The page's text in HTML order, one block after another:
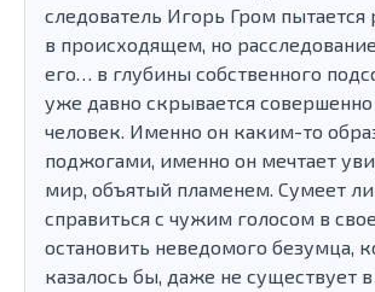
следователь Игорь Гром пытается
в происходящем, но
его… в глубины собственного
уже давно скрывается
человек. Именно он каким-то
поджогами, именно он мечтает
мир, объятый пламенем. Сумеет
справиться с чужим голосом в
остановить неведомого безумца,
казалось бы, даже не существует в